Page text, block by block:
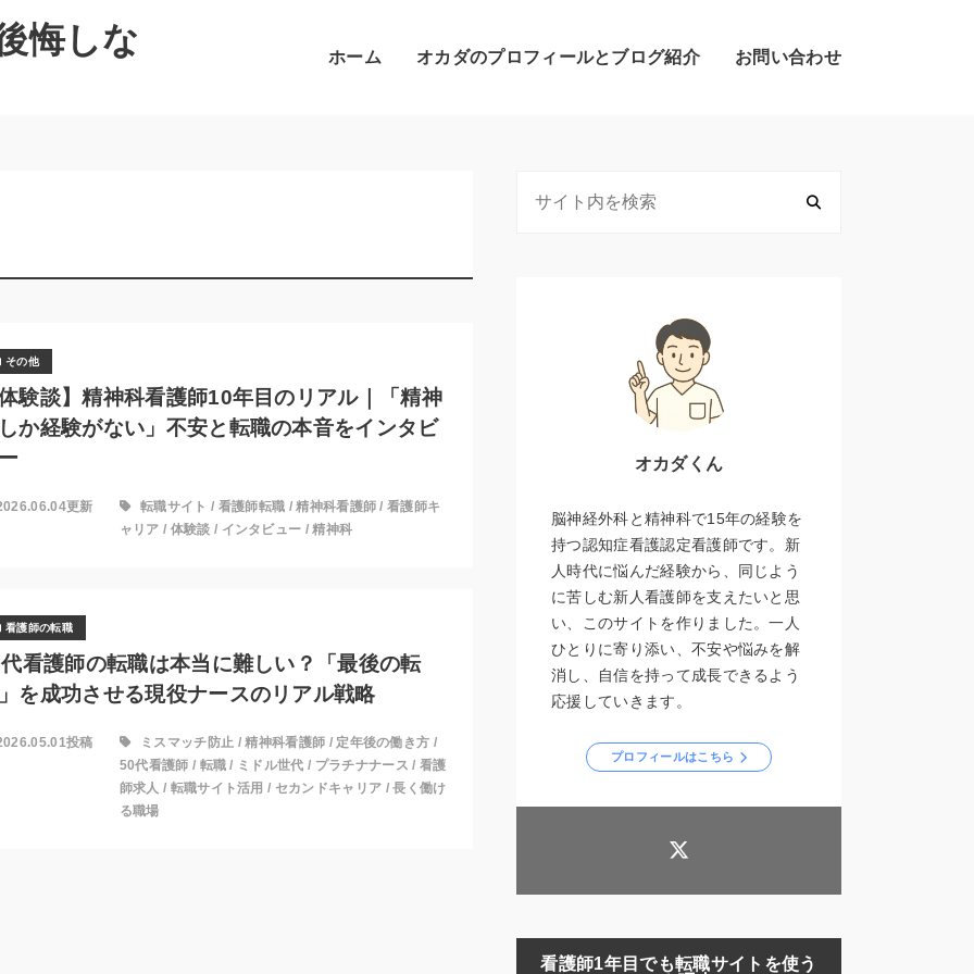
悔しな ホーム オカダのプロフィールとブログ紹介 お問い合わせ
その他
験談】精神科看護師10年目のリアル｜「精神
か経験がない」不安と転職の本音をインタビ
更新 転職サイト / 看護師転職 /精神科看護師 /看護師キ
ャリア / 体験談 / インタビュー /精神科
看護師の転職
看護師の転職は本当に難しい？「最後の転
を成功させる現役ナースのリアル戦略
投稿 ミスマッチ防止 /精神科看護師 / 定年後の働き方 /
50代看護師 / 転職 / ミドル世代 / プラチナナース / 看護
師求人 / 転職サイト活用 / セカンドキャリア /長く働け
る職場
オカダくん
脳神経外科と精神科で15年の経験を
持つ認知症看護認定看護師です。新
人時代に悩んだ経験から、同じよう
に苦しむ新人看護師を支えたいと思
い、このサイトを作りました。一人
ひとりに寄り添い、不安や悩みを解
消し、自信を持って成長できるよう
応援していきます。
プロフィールはこちら
看護師1年目でも転職サイトを使う